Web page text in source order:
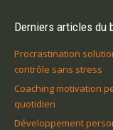
Derniers articles du
Procrastination
contrôle sans stress
Coaching motivation
quotidien
Développement